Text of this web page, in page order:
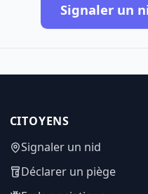
Signaler un
CITOYENS
Signaler un nid
Déclarer un piège